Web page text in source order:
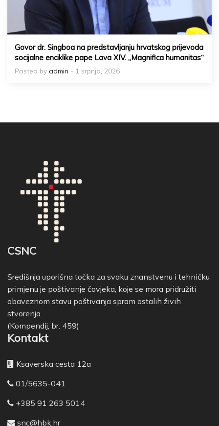
Govor dr. Singboa na predstavljanju hrvatskog prijevoda
socijalne enciklike pape Lava XIV. „Magnifica humanitas“
Posted by admin - 1 srpnja, 2026
CSNC
Središnja uporišna točka za svaku znanstvenu i tehničku
primjenu je poštivanje čovjeka, koje se mora pridružiti
obaveznom stavu poštivanja spram ostalih živih
stvorenja.
(Kompendij, br. 459)
Kontakt
Ksaverska cesta 12a
01/5635-041
+385 91 263 5014
snc@hbk.hr